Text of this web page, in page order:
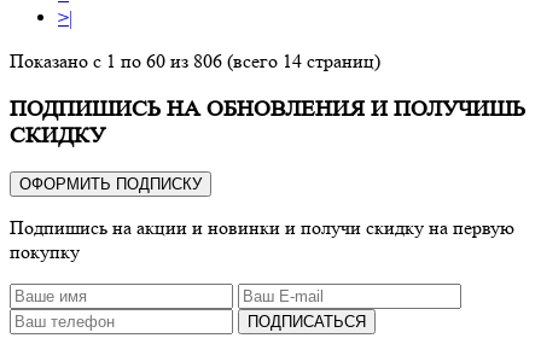
>|
Показано с 1 по 60 из 806 (всего 14 страниц)
ПОДПИШИСЬ НА ОБНОВЛЕНИЯ И ПОЛУЧИШЬ
СКИДКУ
ОФОРМИТЬ ПОДПИСКУ
Подпишись на акции и новинки и получи скидку на первую
покупку
ПОДПИСАТЬСЯ